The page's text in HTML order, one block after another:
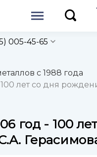
005-45-65
с 1988 года
лет со дня
год - 100